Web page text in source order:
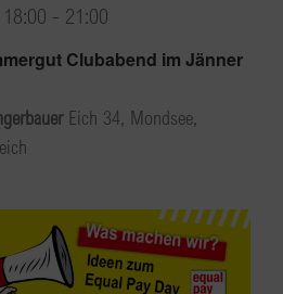
Clubabend im Jänner
- 21:00
Eich 34, Mondsee,